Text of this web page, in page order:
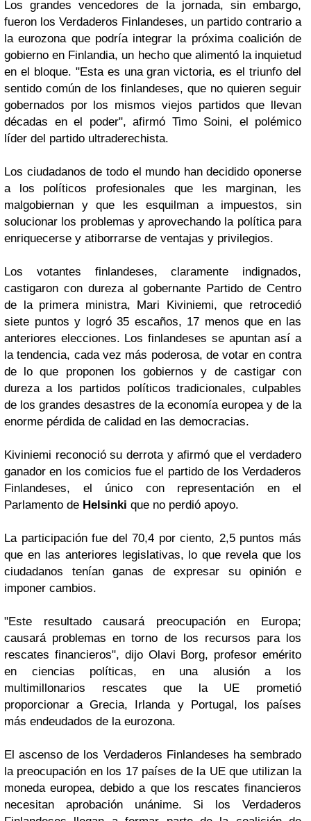
Los grandes vencedores de la jornada, sin embargo,
fueron los Verdaderos Finlandeses, un partido contrario a
la eurozona que podría integrar la próxima coalición de
gobierno en Finlandia, un hecho que alimentó la inquietud
en el bloque. "Esta es una gran victoria, es el triunfo del
sentido común de los finlandeses, que no quieren seguir
gobernados por los mismos viejos partidos que llevan
décadas en el poder", afirmó Timo Soini, el polémico
líder del partido ultraderechista.
Los ciudadanos de todo el mundo han decidido oponerse
a los políticos profesionales que les marginan, les
malgobiernan y que les esquilman a impuestos, sin
solucionar los problemas y aprovechando la política para
enriquecerse y atiborrarse de ventajas y privilegios.
Los votantes finlandeses, claramente indignados,
castigaron con dureza al gobernante Partido de Centro
de la primera ministra, Mari Kiviniemi, que retrocedió
siete puntos y logró 35 escaños, 17 menos que en las
anteriores elecciones. Los finlandeses se apuntan así a
la tendencia, cada vez más poderosa, de votar en contra
de lo que proponen los gobiernos y de castigar con
dureza a los partidos políticos tradicionales, culpables
de los grandes desastres de la economía europea y de la
enorme pérdida de calidad en las democracias.
Kiviniemi reconoció su derrota y afirmó que el verdadero
ganador en los comicios fue el partido de los Verdaderos
Finlandeses, el único con representación en el
Parlamento de Helsinki que no perdió apoyo.
La participación fue del 70,4 por ciento, 2,5 puntos más
que en las anteriores legislativas, lo que revela que los
ciudadanos tenían ganas de expresar su opinión e
imponer cambios.
"Este resultado causará preocupación en Europa;
causará problemas en torno de los recursos para los
rescates financieros", dijo Olavi Borg, profesor emérito
en ciencias políticas, en una alusión a los
multimillonarios rescates que la UE prometió
proporcionar a Grecia, Irlanda y Portugal, los países
más endeudados de la eurozona.
El ascenso de los Verdaderos Finlandeses ha sembrado
la preocupación en los 17 países de la UE que utilizan la
moneda europea, debido a que los rescates financieros
necesitan aprobación unánime. Si los Verdaderos